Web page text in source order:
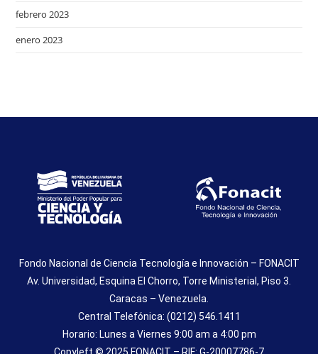
febrero 2023
enero 2023
Fondo Nacional de Ciencia Tecnología e Innovación – FONACIT
Av. Universidad, Esquina El Chorro, Torre Ministerial, Piso 3.
Caracas – Venezuela.
Central Telefónica: (0212) 546.1411
Horario: Lunes a Viernes 9:00 am a 4:00 pm